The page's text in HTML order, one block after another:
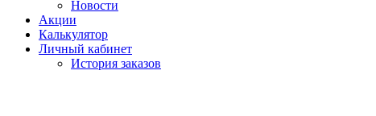
Новости
Акции
Калькулятор
Личный кабинет
История заказов